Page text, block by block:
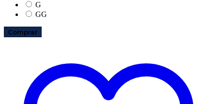
G
GG
Comprar